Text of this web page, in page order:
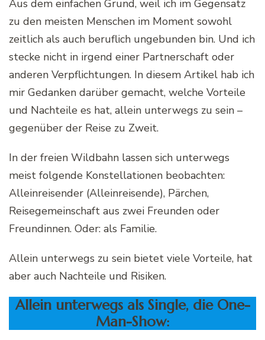
Aus dem einfachen Grund, weil ich im Gegensatz
zu den meisten Menschen im Moment sowohl
zeitlich als auch beruflich ungebunden bin. Und ich
stecke nicht in irgend einer Partnerschaft oder
anderen Verpflichtungen. In diesem Artikel hab ich
mir Gedanken darüber gemacht, welche Vorteile
und Nachteile es hat, allein unterwegs zu sein –
gegenüber der Reise zu Zweit.
In der freien Wildbahn lassen sich unterwegs
meist folgende Konstellationen beobachten:
Alleinreisender (Alleinreisende), Pärchen,
Reisegemeinschaft aus zwei Freunden oder
Freundinnen. Oder: als Familie.
Allein unterwegs zu sein bietet viele Vorteile, hat
aber auch Nachteile und Risiken.
Allein unterwegs als Single, die One-
Man-Show: